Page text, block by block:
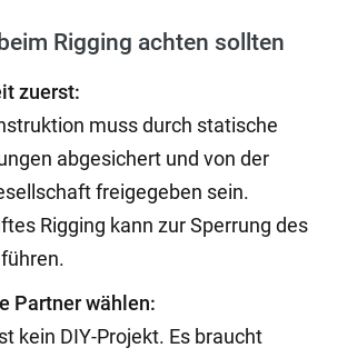
Rigging achten sollten
zuerst:
muss durch statische
abgesichert und von der
freigegeben sein.
Rigging kann zur Sperrung des
Partner wählen:
kein DIY-Projekt. Es braucht